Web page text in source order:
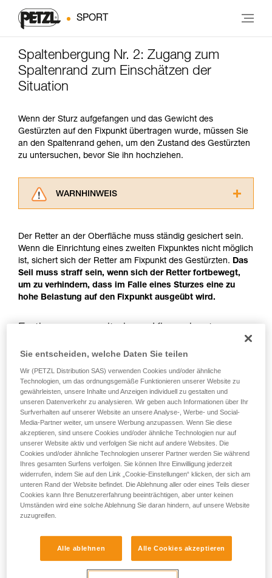
SPORT
Spaltenbergung Nr. 2: Zugang zum
Spaltenrand zum Einschätzen der
Situation
Wenn der Sturz aufgefangen und das Gewicht des
Gestürzten auf den Fixpunkt übertragen wurde, müssen Sie
an den Spaltenrand gehen, um den Zustand des Gestürzten
zu untersuchen, bevor Sie ihn hochziehen.
WARNHINWEIS
aufmerksam durch, bevor Sie diesen zu Rate
ziehen. Um diese Zusatzinformationen
verstehen zu können, müssen Sie zuerst die in
der Gebrauchsanweisung enthaltenen
Informationen richtig verstanden haben.
Die Beherrschung dieser Techniken setzt eine
Training voraus. Prüfen Sie zusammen mit
Vorgang alleine sicher zu wiederholen, bevor
Wir geben Beispiele für die mit Ihrer Aktivität
verbundenen Techniken. Möglicherweise gibt es
noch andere Techniken, die hier nicht
beschrieben werden.
Der Retter an der Oberfläche muss ständig gesichert sein.
Wenn die Einrichtung eines zweiten Fixpunktes nicht möglich
ist, sichert sich der Retter am Fixpunkt des Gestürzten. Das
Seil muss straff sein, wenn sich der Retter fortbewegt,
um zu verhindern, dass im Falle eines Sturzes eine zu
hohe Belastung auf den Fixpunkt ausgeübt wird.
Wenn das verbleibende, nicht belastete Seil zu kurz ist, kann
sich der Retter mit einem Klemmknoten am Seil, das den
Gestürzten hält, fortbewegen. Nach Rückkehr zum Fixpunkt
muss sich der Retter sofort wieder einbinden.
Sie entscheiden, welche Daten Sie teilen
Wir (PETZL Distribution SAS) verwenden Cookies und/oder ähnliche
Technologien, um das ordnungsgemäße Funktionieren unserer Website zu
gewährleisten, unsere Inhalte und Anzeigen individuell zu gestalten und
unseren Datenverkehr zu analysieren. Wir geben auch Informationen über Ihr
Surfverhalten auf unserer Website an unsere Analyse-, Werbe- und Social-
Media-Partner weiter, um unsere Werbung anzupassen. Wenn Sie diese
akzeptieren, sind unsere Cookies und/oder ähnliche Technologien nur auf
unserer Website aktiv und verfolgen Sie nicht auf andere Websites. Die
Cookies und/oder ähnliche Technologien unserer Partner werden Sie während
Ihres gesamten Surfens verfolgen. Sie können Ihre Einwilligung jederzeit
widerrufen, indem Sie auf den Link „Cookie-Einstellungen“ klicken, der sich am
unteren Rand der Website befindet. Die Ablehnung aller oder eines Teils dieser
Cookies kann Ihre Benutzererfahrung beeinträchtigen, aber unter keinen
Umständen wird eine solche Ablehnung Sie daran hindern, auf unsere Website
zuzugreifen.
Alle ablehnen Alle Cookies akzeptieren